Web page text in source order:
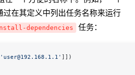
过在其定义中列出任务名称来运行
dependencies 任务：
'user@192.168.1.1' ]])